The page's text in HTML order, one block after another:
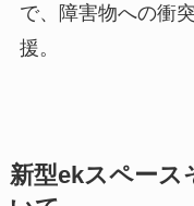
で、障害物への衝
援。
新型ekスペース